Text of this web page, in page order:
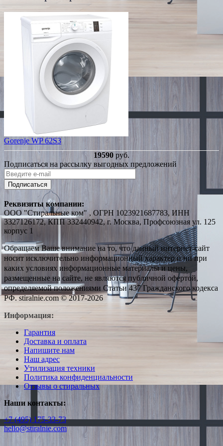
Gorenje WP 62S3
19590 руб.
Подписаться на рассылку выгодных предложений
Подписаться
Реквизиты компании:
ООО "Стиральные ком" , ОГРН 1023921687783, ИНН
3327126172, КПП 332440942, г. Москва, Профсоюзная ул. 125
корпус 1
Обращаем Ваше внимание на то, что данный интернет-сайт
носит исключительно информационный характер и ни при
каких условиях информационные материалы и цены,
размещенные на сайте, не являются публичной офертой,
определяемой положениями Статьи 437 Гражданского кодекса
РФ. stiralnie.com © 2017-2026
Информация:
Гарантия
Доставка и оплата
Напишите нам
Наш адрес
Утилизация техники
Политика конфиденциальности
Отзывы о стиральных
Наши контакты:
+7 (495) 175-33-73
hello@stiralnie.com